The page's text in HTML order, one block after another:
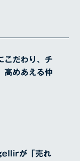
こだわり、チ
高めあえる仲
が「売れ